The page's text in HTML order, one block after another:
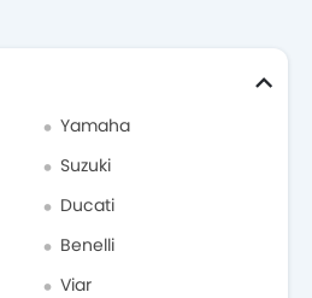
Yamaha
Suzuki
Ducati
Benelli
Viar